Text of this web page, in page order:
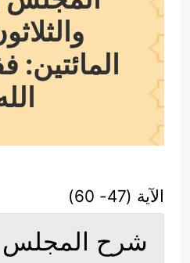
المائتين:
الآية (47- 60)
شرح المجلس